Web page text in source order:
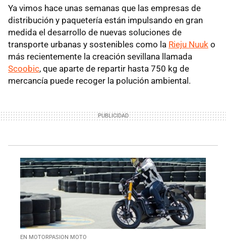
Ya vimos hace unas semanas que las empresas de
distribución y paquetería están impulsando en gran
medida el desarrollo de nuevas soluciones de
transporte urbanas y sostenibles como la Rieju Nuuk o
más recientemente la creación sevillana llamada
Scoobic, que aparte de repartir hasta 750 kg de
mercancía puede recoger la polución ambiental.
EN MOTORPASION MOTO